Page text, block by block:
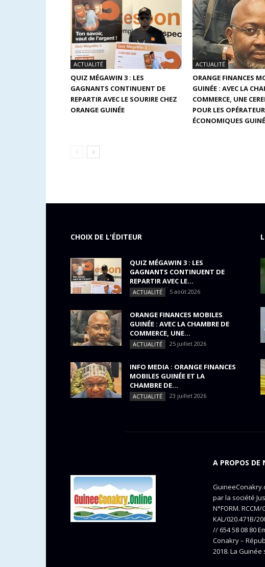
ACTUALITÉ
QUIZ MÉGAWIN 3 : LES
GAGNANTS CONTINUENT DE
REPARTIR AVEC LE SOURIRE CHEZ
ORANGE GUINÉE
ACTUALITÉ
ORANGE FINANCES
GUINÉE : AVEC LA
COMMERCE, UNE
POUR LES
ÉCONOMIQUES
CHOIX DE L'ÉDITEUR
QUIZ MÉGAWIN 3 : LES
GAGNANTS CONTINUENT DE
REPARTIR AVEC LE...
ACTUALITÉ 5 août 2026
ORANGE FINANCES MOBILES
GUINÉE : AVEC LA CHAMBRE DE
COMMERCE, UNE...
ACTUALITÉ 25 juillet 2026
INFO MEDIA : ORANGE FINANCES
MOBILES GUINÉE ET LA
CHAMBRE DE...
ACTUALITÉ 23 juillet 2026
A PROPOS DE
par la société
N°FORM.
KAL/020.471B/
// 654 58 08 80
Conakry –
2018. La Guinée